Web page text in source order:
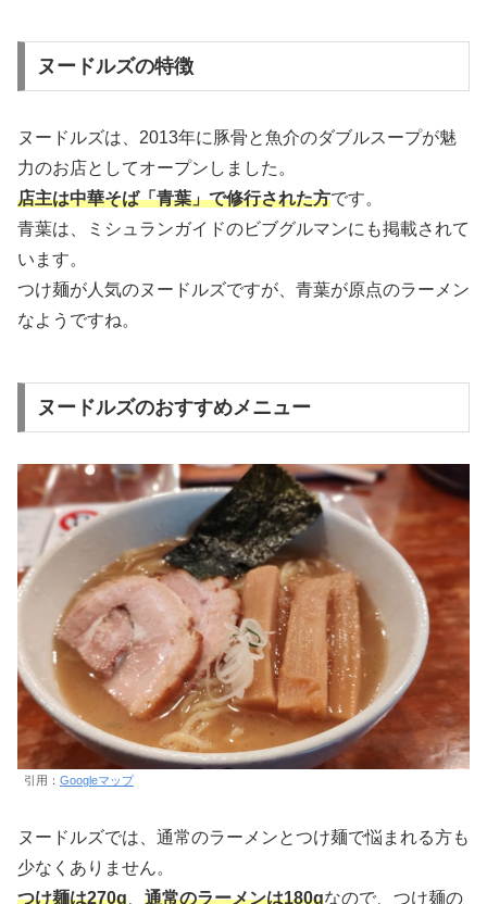
ヌードルズの特徴
ヌードルズは、2013年に豚骨と魚介のダブルスープが魅
力のお店としてオープンしました。
店主は中華そば「青葉」で修行された方です。
青葉は、ミシュランガイドのビブグルマンにも掲載されて
います。
つけ麺が人気のヌードルズですが、青葉が原点のラーメン
なようですね。
ヌードルズのおすすめメニュー
引用： Googleマップ
ヌードルズでは、通常のラーメンとつけ麺で悩まれる方も
少なくありません。
つけ麺は270g
通常のラーメンは180gなので、つけ麺の